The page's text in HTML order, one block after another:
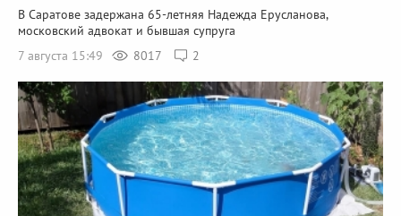
В Саратове задержана 65-летняя Надежда Ерусланова,
московский адвокат и бывшая супруга
7 августа 15:49
8017 2